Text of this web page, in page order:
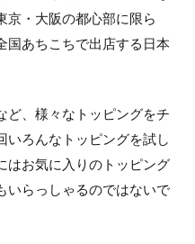
京・大阪の都心部に限ら
国あちこちで出店する日本
ど、様々なトッピングをチ
いろんなトッピングを試し
はお気に入りのトッピング
いらっしゃるのではないで